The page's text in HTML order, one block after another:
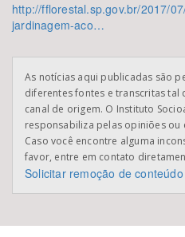
http://fflorestal.sp.gov.br/2017/
jardinagem-aco…
As notícias aqui publicadas são
diferentes fontes e transcritas tal
canal de origem. O Instituto
responsabiliza pelas opiniões
Caso você encontre alguma
favor, entre em contato
Solicitar remoção de conteúdo